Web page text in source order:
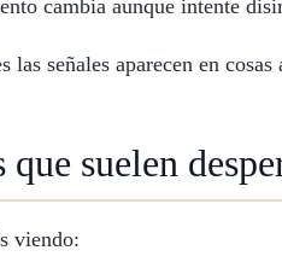
cambia aunque intente
las señales aparecen en cosas
que suelen
viendo: